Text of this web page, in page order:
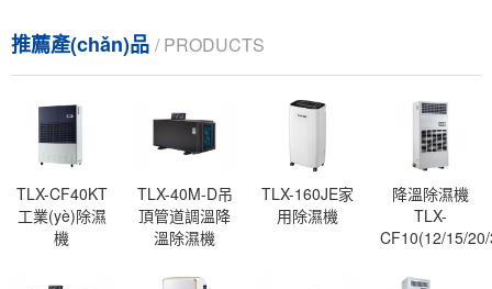
推薦產(chǎn)品 / PRODUCTS
TLX-CF40KT
工業(yè)除濕
機
TLX-40M-D吊
頂管道調溫降
溫除濕機
TLX-160JE家
用除濕機
降溫除濕機
TLX-
CF10(12/15/